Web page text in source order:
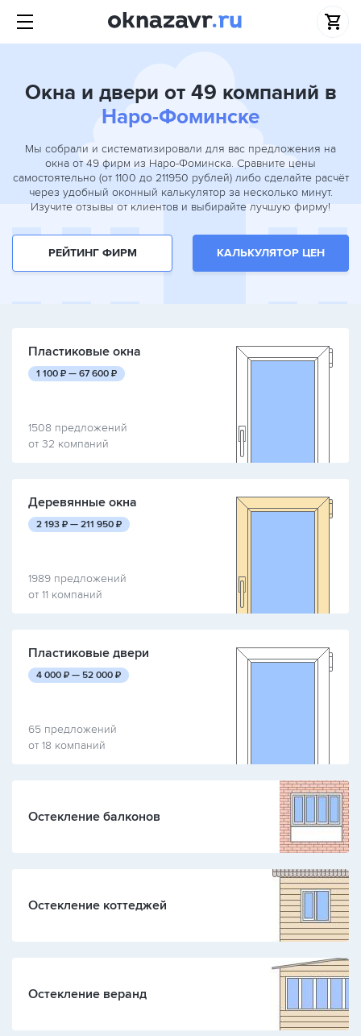
Окна и двери от 49 компаний в
Наро-Фоминске
Мы собрали и систематизировали для вас предложения на
окна от 49 фирм из Наро-Фоминска. Сравните цены
самостоятельно (от 1100 до 211950 рублей) либо сделайте расчёт
через удобный оконный калькулятор за несколько минут.
Изучите отзывы от клиентов и выбирайте лучшую фирму!
РЕЙТИНГ ФИРМ КАЛЬКУЛЯТОР ЦЕН
Пластиковые окна
1 100 руб.
₽ — 67 600 руб.
₽
1508 предложений
от 32 компаний
Деревянные окна
2 193 руб.
₽ — 211 950 руб.
₽
1989 предложений
от 11 компаний
Пластиковые двери
4 000 руб.
₽ — 52 000 руб.
₽
65 предложений
от 18 компаний
Остекление балконов
Остекление коттеджей
Остекление веранд